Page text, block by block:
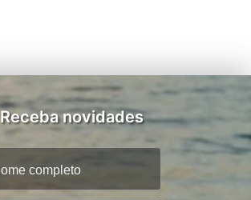
Receba novidades